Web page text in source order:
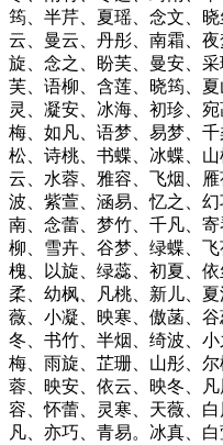
筠、半芹、夏瑶、念文、
云、曼云、丹彤、南霜、
旋、念之、盼芙、曼安、
芙、语柳、含莲、晓筠、
灵、凝安、冰海、初珍、
梅、如凡、语梦、易梦、
松、诗桃、书蝶、冰蝶、
云、水蓉、雅容、飞烟、
波、紫萱、涵易、忆之、
南、念蕾、梦竹、千凡、
柳、雪卉、谷梦、绿蝶、
槐、以旋、绿蕊、初夏、
柔、幼枫、凡桃、新儿、
薇、小凝、映寒、傲菡、
冬、书竹、半烟、绮波、
梅、雨旋、芷珊、山彤、
蓉、映安、依云、映冬、
容、怀蕾、灵寒、天薇、
凡、亦巧、青易。冰真、